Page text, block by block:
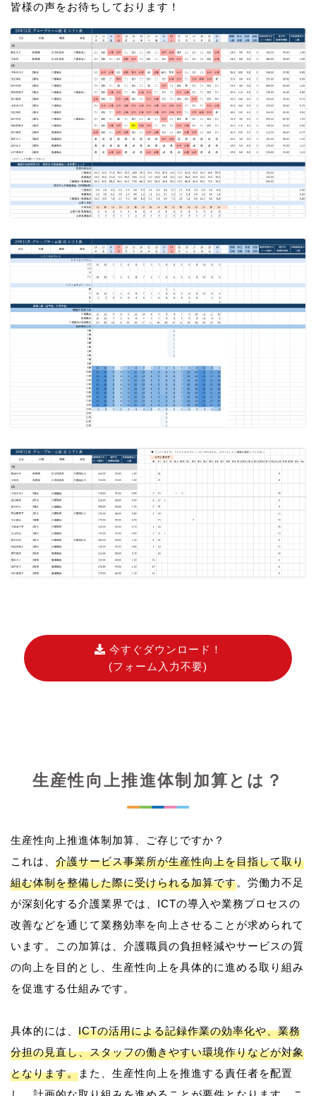
皆様の声をお待ちしております！
今すぐダウンロード！
(フォーム入力不要)
生産性向上推進体制加算とは？
生産性向上推進体制加算、ご存じですか？
これは、 介護サービス事業所が生産性向上を目指して取り
組む体制を整備した際に受けられる加算です。労働力不足
が深刻化する介護業界では、ICTの導入や業務プロセスの
改善などを通じて業務効率を向上させることが求められて
います。この加算は、介護職員の負担軽減やサービスの質
の向上を目的とし、生産性向上を具体的に進める取り組み
を促進する仕組みです。
具体的には、 ICTの活用による記録作業の効率化や、業務
分担の見直し、スタッフの働きやすい環境作りなどが対象
となります。また、生産性向上を推進する責任者を配置